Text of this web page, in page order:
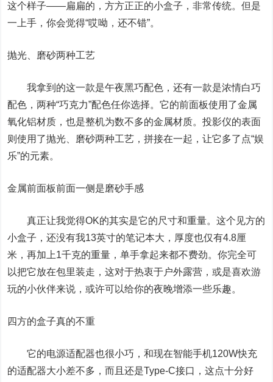
这个样子——扁扁的，方方正正的小盒子，非常传统。但是
一上手，你会觉得“哎呦，还不错”。
抛光、磨砂两种工艺
我拿到的这一款是午夜黑巧配色，还有一款是浓情白巧
配色，两种“巧克力”配色任你选择。它的前面板使用了金属
氧化铝材质，也是整机为数不多的金属材质。投影仪的表面
则使用了抛光、磨砂两种工艺，拼接在一起，让它多了点“娱
乐”的元素。
金属前面板前面一侧是磨砂手感
真正让我觉得OK的其实是它的尺寸和重量。这个见方的
小盒子，还没有我13英寸的笔记本大，厚度也仅有4.8厘
米，再加上1千克的重量，单手拿起来都不费劲。你完全可
以把它放在包里装走，这对于热衷于户外露营，或是喜欢游
玩的小伙伴来说，或许可以给你的夜晚增添一些乐趣。
四方的盒子真的不重
它的电源适配器也很小巧，和现在智能手机120W快充
的适配器大小差不多，而且还是Type-C接口，这点十分好